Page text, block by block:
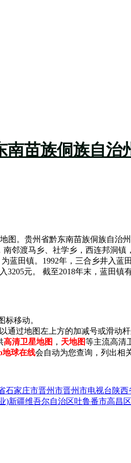
南苗族侗族自治
图。贵州省黔东南苗族侗族自治
邻渡马乡、社学乡，西连邦洞
蓝田镇。1992年，三合乡井入
3205元。 截至2018年末，蓝田
移动。
过地图左上方的加减号或滑动
高清卫星地图 ， 天地图等主流高清
地球在线会自动为您查询，列出相
石家庄市晋州市晋州市电视台 陕西
)新疆维吾尔自治区吐鲁番市高昌